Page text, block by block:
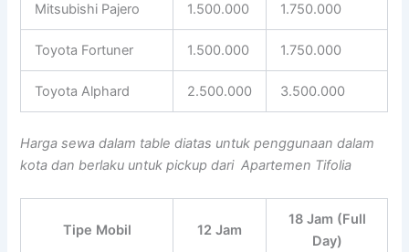
Mitsubishi Pajero 1.500.000 1.750.000
Toyota Fortuner 1.500.000 1.750.000
Toyota Alphard 2.500.000 3.500.000
Harga sewa dalam table diatas untuk penggunaan dalam
kota dan berlaku untuk pickup dari Apartemen Tifolia
Tipe Mobil 12 Jam
18 Jam (Full
Day)